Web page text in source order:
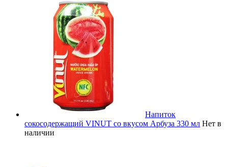
Напиток
сокосодержащий VINUT со вкусом Арбуза 330 мл Нет в
наличии